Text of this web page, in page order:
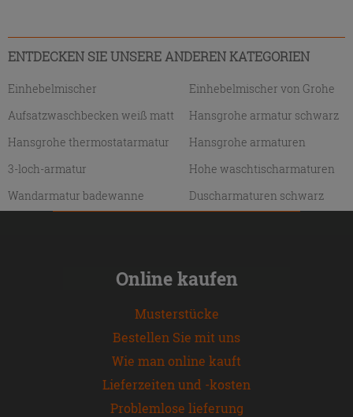
ENTDECKEN SIE UNSERE ANDEREN KATEGORIEN
Einhebelmischer
Einhebelmischer von Grohe
Aufsatzwaschbecken weiß matt
Hansgrohe armatur schwarz
Hansgrohe thermostatarmatur
Hansgrohe armaturen
3-loch-armatur
Hohe waschtischarmaturen
Wandarmatur badewanne
Duscharmaturen schwarz
Online kaufen
Musterstücke
Bestellen Sie mit uns
Wie man online kauft
Lieferzeiten und -kosten
Problemlose lieferung